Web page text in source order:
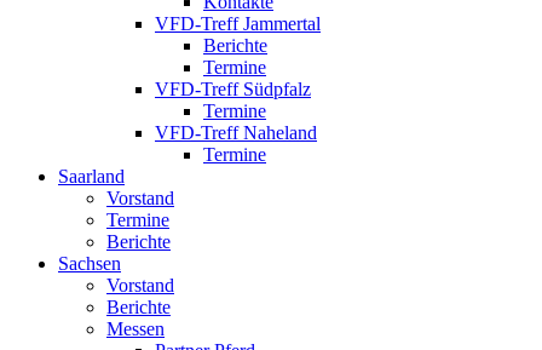
VFD-Treff Jammertal
Berichte
Termine
VFD-Treff Südpfalz
Termine
VFD-Treff Naheland
Termine
Saarland
Vorstand
Termine
Berichte
Sachsen
Vorstand
Berichte
Messen